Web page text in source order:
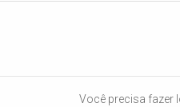
Você precisa fazer